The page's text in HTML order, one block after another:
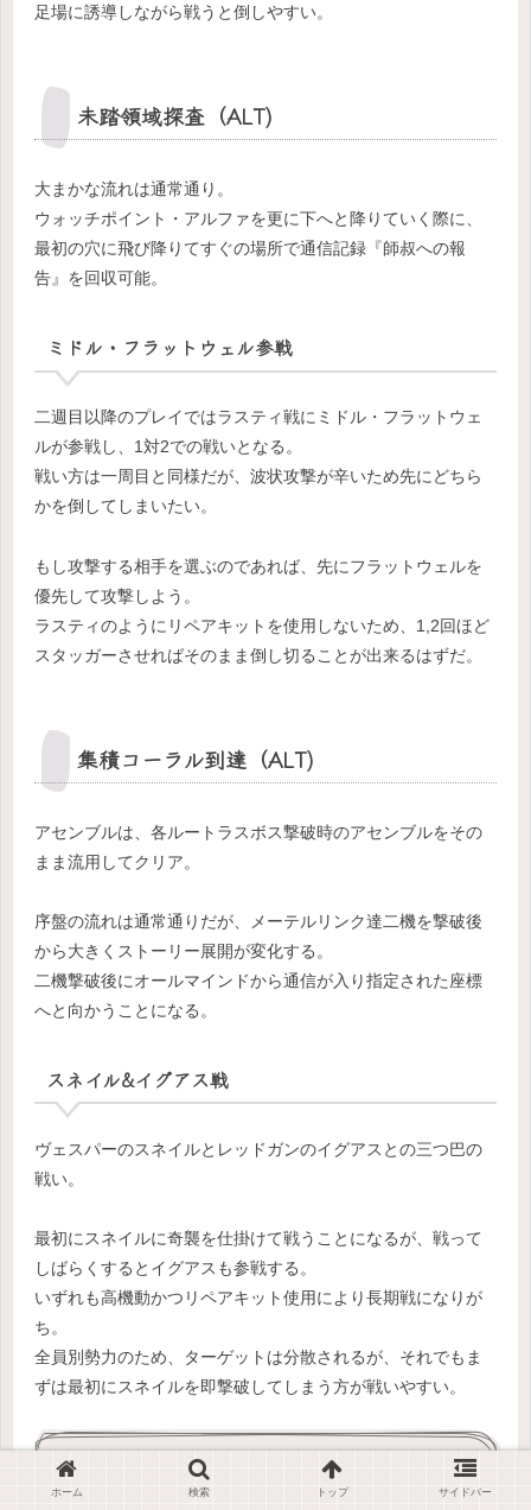
足場に誘導しながら戦うと倒しやすい。
未踏領域探査（ALT)
大まかな流れは通常通り。
ウォッチポイント・アルファを更に下へと降りていく際に、
最初の穴に飛び降りてすぐの場所で通信記録『師叔への報
告』を回収可能。
ミドル・フラットウェル参戦
二週目以降のプレイではラスティ戦にミドル・フラットウェ
ルが参戦し、1対2での戦いとなる。
戦い方は一周目と同様だが、波状攻撃が辛いため先にどちら
かを倒してしまいたい。
もし攻撃する相手を選ぶのであれば、先にフラットウェルを
優先して攻撃しよう。
ラスティのようにリペアキットを使用しないため、1,2回ほど
スタッガーさせればそのまま倒し切ることが出来るはずだ。
集積コーラル到達（ALT)
アセンブルは、各ルートラスボス撃破時のアセンブルをその
まま流用してクリア。
序盤の流れは通常通りだが、メーテルリンク達二機を撃破後
から大きくストーリー展開が変化する。
二機撃破後にオールマインドから通信が入り指定された座標
へと向かうことになる。
スネイル&イグアス戦
ヴェスパーのスネイルとレッドガンのイグアスとの三つ巴の
戦い。
最初にスネイルに奇襲を仕掛けて戦うことになるが、戦って
しばらくするとイグアスも参戦する。
いずれも高機動かつリペアキット使用により長期戦になりが
ち。
全員別勢力のため、ターゲットは分散されるが、それでもま
ずは最初にスネイルを即撃破してしまう方が戦いやすい。
Chapter.5
ホーム 検索 トップ サイドバー